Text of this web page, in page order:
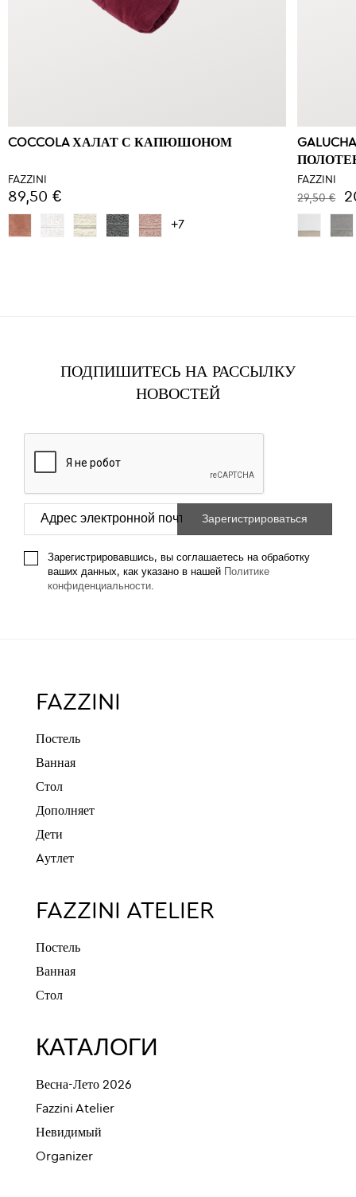
COCCOLA ХАЛАТ С КАПЮШОНОМ
FAZZINI
89,50 €
+7
FAZZINI
29,50 €
ПОДПИШИТЕСЬ НА РАССЫЛКУ
НОВОСТЕЙ
Зарегистрировавшись, вы соглашаетесь на обработку
ваших данных, как указано в нашей
Политике
конфиденциальности.
FAZZINI
Постель
Ванная
Стол
Дополняет
Дети
Aутлет
FAZZINI ATELIER
Постель
Ванная
Стол
КАТАЛОГИ
Весна-Лето 2026
Fazzini Atelier
Невидимый
Organizer